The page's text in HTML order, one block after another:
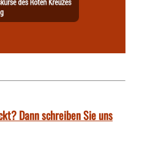
Dann schreiben Sie uns